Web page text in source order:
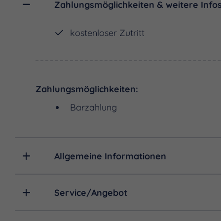
Zahlungsmöglichkeiten & weitere
kostenloser Zutritt
Zahlungsmöglichkeiten:
Barzahlung
Allgemeine Informationen
Service/Angebot